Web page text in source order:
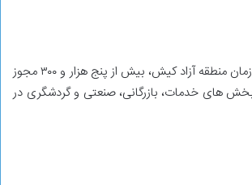
بنا به اعلام مدیران سازمان منطقه آزاد کیش، بیش از پنج هزار و ۳۰۰ مجوز
های خدمات، بازرگانی، صنعتی و گردشگری در